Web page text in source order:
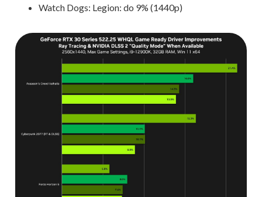
Watch Dogs: Legion: do 9% (1440p)